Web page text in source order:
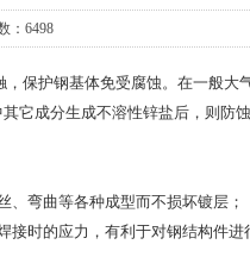
：6498
保护钢基体免受腐蚀。在一般大
它成分生成不溶性锌盐后，则防蚀
、弯曲等各种成型而不损坏镀层；
时的应力，有利于对钢结构件进